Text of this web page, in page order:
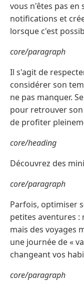
vous n'êtes pas en
notifications et
lorsque c'est
core/paragraph
Il s'agit de
considérer son
ne pas manquer.
pour retrouver
de profiter
core/heading
Découvrez des
core/paragraph
Parfois, optimiser
petites aventures :
mais des voyages
une journée de «
changeant vos
core/paragraph